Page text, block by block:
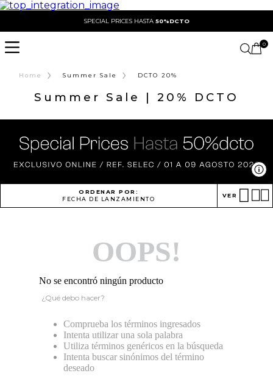
SPECIAL PRICES HASTA 50%DCTO
0
Home › Summer Sale › DCTO 20%
Summer Sale | 20% DCTO
ORDENAR POR:
FECHA DE LANZAMIENTO
VER
OOPS!
No se encontró ningún producto
¿Qué debo hacer?
Comprueba los términos ingresados
Intenta utilizar una sola palabra
Utiliza términos genéricos en la búsqueda
Intenta buscar sinónimos del término
deseado